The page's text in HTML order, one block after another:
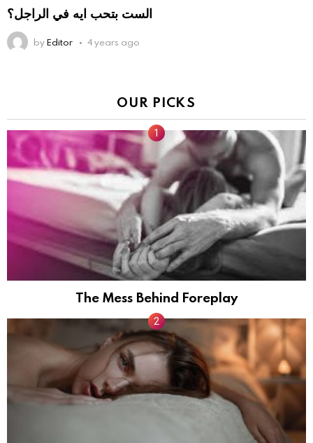
الست بتحب ايه في الراجل؟
byEditor 4 years ago
OUR PICKS
The Mess Behind Foreplay